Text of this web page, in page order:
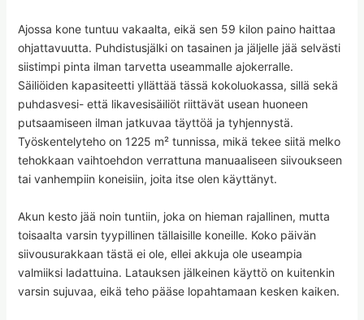
Ajossa kone tuntuu vakaalta, eikä sen 59 kilon paino haittaa
ohjattavuutta. Puhdistusjälki on tasainen ja jäljelle jää selvästi
siistimpi pinta ilman tarvetta useammalle ajokerralle.
Säiliöiden kapasiteetti yllättää tässä kokoluokassa, sillä sekä
puhdasvesi- että likavesisäiliöt riittävät usean huoneen
putsaamiseen ilman jatkuvaa täyttöä ja tyhjennystä.
Työskentelyteho on 1225 m² tunnissa, mikä tekee siitä melko
tehokkaan vaihtoehdon verrattuna manuaaliseen siivoukseen
tai vanhempiin koneisiin, joita itse olen käyttänyt.
Akun kesto jää noin tuntiin, joka on hieman rajallinen, mutta
toisaalta varsin tyypillinen tällaisille koneille. Koko päivän
siivousurakkaan tästä ei ole, ellei akkuja ole useampia
valmiiksi ladattuina. Latauksen jälkeinen käyttö on kuitenkin
varsin sujuvaa, eikä teho pääse lopahtamaan kesken kaiken.